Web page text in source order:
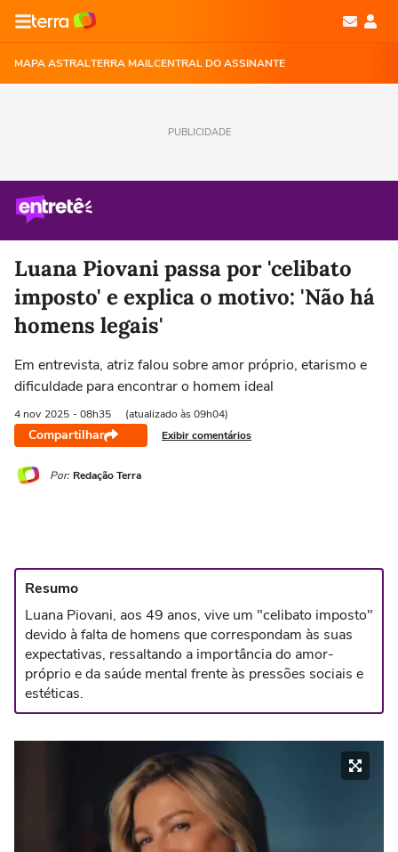
MAPA ASTRALTERRA MAILCENTRAL DO ASSINANTE
PUBLICIDADE
Luana Piovani passa por 'celibato
imposto' e explica o motivo: 'Não há
homens legais'
Em entrevista, atriz falou sobre amor próprio, etarismo e
dificuldade para encontrar o homem ideal
4 nov 2025 - 08h35 (atualizado às 09h04)
Compartilhar Exibir comentários
Por: Redação Terra
Resumo
Luana Piovani, aos 49 anos, vive um "celibato imposto"
devido à falta de homens que correspondam às suas
expectativas, ressaltando a importância do amor-
próprio e da saúde mental frente às pressões sociais e
estéticas.